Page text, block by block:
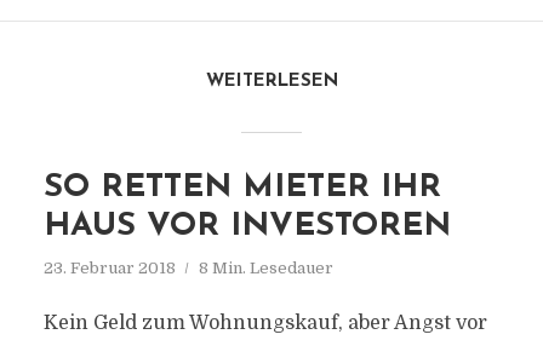
WEITERLESEN
SO RETTEN MIETER IHR
HAUS VOR INVESTOREN
23. Februar 2018 8 Min. Lesedauer
Kein Geld zum Wohnungskauf, aber Angst vor